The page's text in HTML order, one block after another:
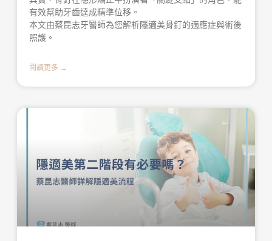
有效幫助牙齒達成精準位移。
本文由蔡昆志牙醫師為您解析隱適美骨釘的適應症與術後
照護。
閱讀更多 →